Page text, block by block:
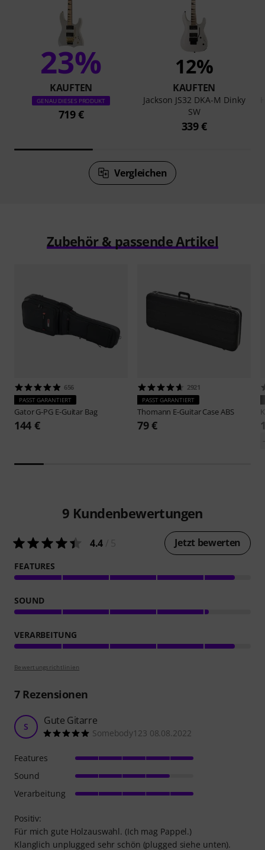
23%
KAUFTEN
GENAU DIESES PRODUKT
719 €
12%
KAUFTEN
Jackson JS32 DKA-M Dinky
SW
339 €
Vergleichen
Zubehör & passende Artikel
656
PASST GARANTIERT
GatorG-PG E-Guitar Bag
144 €
2921
PASST GARANTIERT
Thomann E-Guitar Case ABS
79 €
9 Kundenbewertungen
4.4 Jetzt bewerten
FEATURES
SOUND
VERARBEITUNG
Bewertungsrichtlinien
7Rezensionen
S Gute Gitarre
Somebody123 08.08.2022
Positiv:
Für mich gute Holzauswahl. (Ich mag Pappel.)
Klanglich unplugged sehr schön (plugged siehe unten).
Features
Sound
Verarbeitung